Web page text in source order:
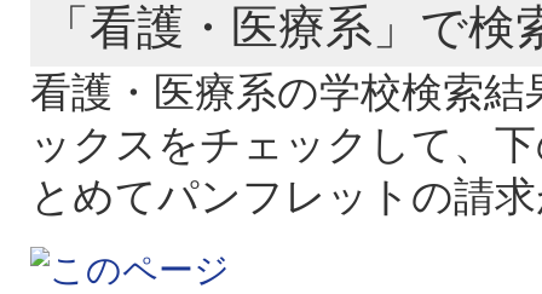
「看護・医療系」で
看護・医療系の学校検索
ックスをチェックして、
とめてパンフレットの請